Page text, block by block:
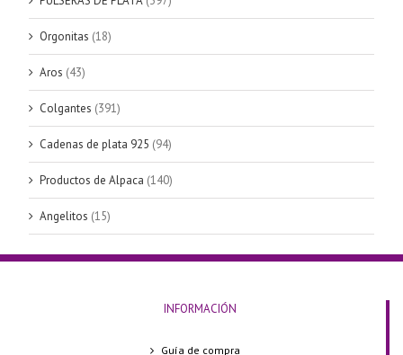
Orgonitas (18)
Aros (43)
Colgantes (391)
Cadenas de plata 925 (94)
Productos de Alpaca (140)
Angelitos (15)
INFORMACIÓN
Guía de compra